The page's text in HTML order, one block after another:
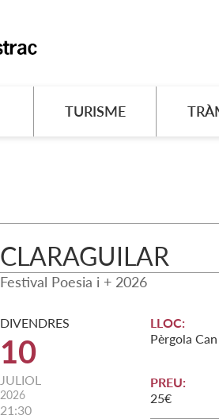
TURISME
CLARAGUILAR
Festival Poesia i + 2026
DIVENDRES
10
JULIOL
2026
21:30
LLOC:
Pèrgola
PREU:
25€